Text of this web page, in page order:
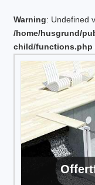
Warning: Undefined
/home/husgrund/
child/functions.php